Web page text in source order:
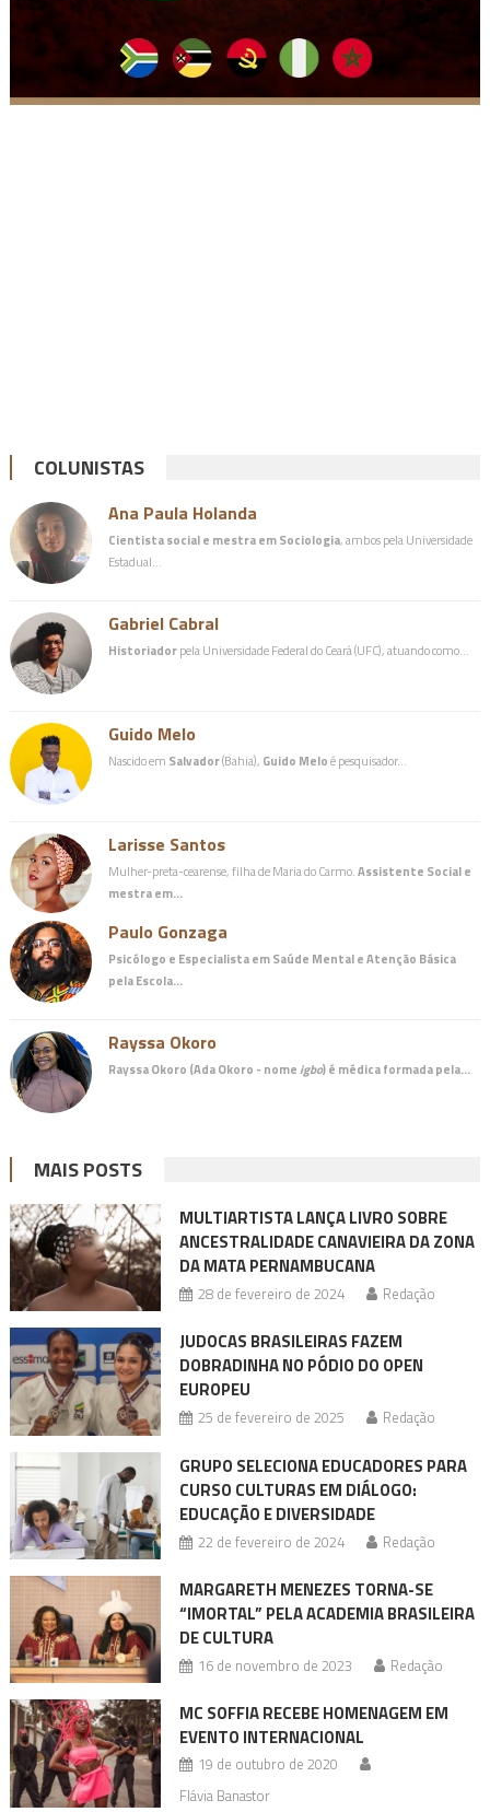
COLUNISTAS
Ana Paula Holanda
Cientista social e mestra em Sociologia, ambos pela Universidade
Estadual…
Gabriel Cabral
Historiadorpela Universidade Federal do Ceará (UFC), atuando como…
Guido Melo
Nascido em Salvador(Bahia), Guido Meloé pesquisador…
Larisse Santos
Mulher-preta-cearense, filha de Maria do Carmo.Assistente Social e
mestra em…
Paulo Gonzaga
Psicólogo e Especialista em Saúde Mental e Atenção Básica
pela Escola…
Rayssa Okoro
Rayssa Okoro (Ada Okoro - nome igbo) é médicaformada pela…
MAIS POSTS
MULTIARTISTA LANÇA LIVRO SOBRE
ANCESTRALIDADE CANAVIEIRA DA ZONA
DA MATA PERNAMBUCANA
28 de fevereiro de 2024 Redação
JUDOCAS BRASILEIRAS FAZEM
DOBRADINHA NO PÓDIO DO OPEN
EUROPEU
25 de fevereiro de 2025 Redação
GRUPO SELECIONA EDUCADORES PARA
CURSO CULTURAS EM DIÁLOGO:
EDUCAÇÃO E DIVERSIDADE
22 de fevereiro de 2024 Redação
MARGARETH MENEZES TORNA-SE
“IMORTAL” PELA ACADEMIA BRASILEIRA
DE CULTURA
16 de novembro de 2023 Redação
MC SOFFIA RECEBE HOMENAGEM EM
EVENTO INTERNACIONAL
19 de outubro de 2020
Flávia Banastor